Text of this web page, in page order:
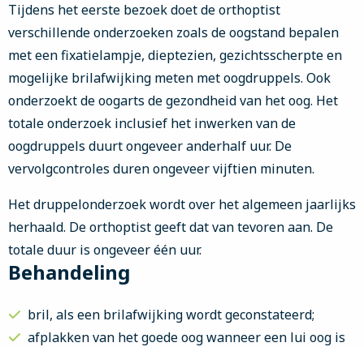
Tijdens het eerste bezoek doet de orthoptist
verschillende onderzoeken zoals de oogstand bepalen
met een fixatielampje, dieptezien, gezichtsscherpte en
mogelijke brilafwijking meten met oogdruppels. Ook
onderzoekt de oogarts de gezondheid van het oog. Het
totale onderzoek inclusief het inwerken van de
oogdruppels duurt ongeveer anderhalf uur. De
vervolgcontroles duren ongeveer vijftien minuten.
Het druppelonderzoek wordt over het algemeen jaarlijks
herhaald. De orthoptist geeft dat van tevoren aan. De
totale duur is ongeveer één uur.
Behandeling
bril, als een brilafwijking wordt geconstateerd;
afplakken van het goede oog wanneer een lui oog is